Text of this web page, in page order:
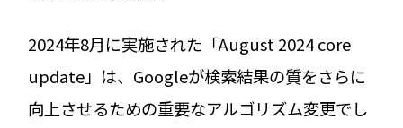
2024年8月に実施された「August 2024 core
update」は、Googleが検索結果の質をさらに
向上させるための重要なアルゴリズム変更でし